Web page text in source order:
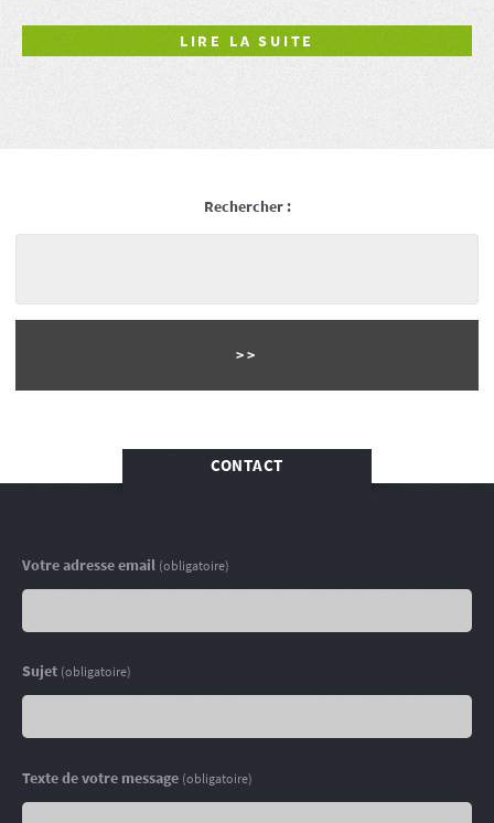
LIRE LA SUITE
Rechercher :
CONTACT
Votre adresse email (obligatoire)
Sujet (obligatoire)
Texte de votre message (obligatoire)